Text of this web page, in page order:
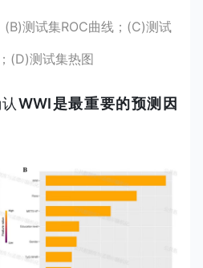
测试集ROC曲线；(C)测试
(D)测试集热图
WWI是最重要的预测因